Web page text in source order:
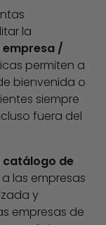
la
empresa /
permiten a
bienvenida o
siempre
fuera del
catálogo de
las empresas
y
empresas de